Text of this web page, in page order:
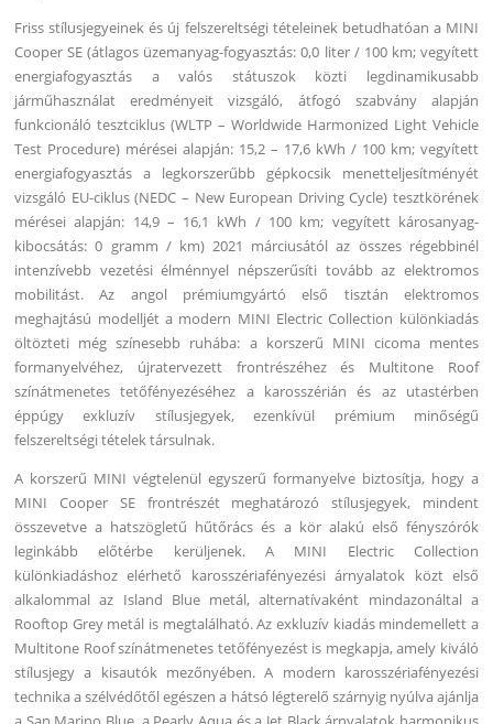
Friss stílusjegyeinek és új felszereltségi tételeinek betudhatóan a MINI
Cooper SE (átlagos üzemanyag-fogyasztás: 0,0 liter / 100 km; vegyített
energiafogyasztás a valós státuszok közti legdinamikusabb
járműhasználat eredményeit vizsgáló, átfogó szabvány alapján
funkcionáló tesztciklus (WLTP – Worldwide Harmonized Light Vehicle
Test Procedure) mérései alapján: 15,2 – 17,6 kWh / 100 km; vegyített
energiafogyasztás a legkorszerűbb gépkocsik menetteljesítményét
vizsgáló EU-ciklus (NEDC – New European Driving Cycle) tesztkörének
mérései alapján: 14,9 – 16,1 kWh / 100 km; vegyített károsanyag-
kibocsátás: 0 gramm / km) 2021 márciusától az összes régebbinél
intenzívebb vezetési élménnyel népszerűsíti tovább az elektromos
mobilitást. Az angol prémiumgyártó első tisztán elektromos
meghajtású modelljét a modern MINI Electric Collection különkiadás
öltözteti még színesebb ruhába: a korszerű MINI cicoma mentes
formanyelvéhez, újratervezett frontrészéhez és Multitone Roof
színátmenetes tetőfényezéséhez a karosszérián és az utastérben
éppúgy exkluzív stílusjegyek, ezenkívül prémium minőségű
felszereltségi tételek társulnak.
A korszerű MINI végtelenül egyszerű formanyelve biztosítja, hogy a
MINI Cooper SE frontrészét meghatározó stílusjegyek, mindent
összevetve a hatszögletű hűtőrács és a kör alakú első fényszórók
leginkább előtérbe kerüljenek. A MINI Electric Collection
különkiadáshoz elérhető karosszériafényezési árnyalatok közt első
alkalommal az Island Blue metál, alternatívaként mindazonáltal a
Rooftop Grey metál is megtalálható. Az exkluzív kiadás mindemellett a
Multitone Roof színátmenetes tetőfényezést is megkapja, amely kiváló
stílusjegy a kisautók mezőnyében. A modern karosszériafényezési
technika a szélvédőtől egészen a hátsó légterelő szárnyig nyúlva ajánlja